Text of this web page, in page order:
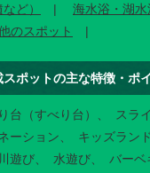
ど）
海水浴・湖水
のスポット
スポットの主な特徴・ポ
台（すべり台） スラ
ーション キッズランド
川遊び 水遊び
バーベ